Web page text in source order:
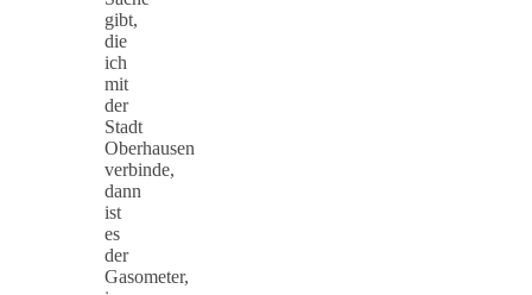
gibt,
die
ich
mit
der
Stadt
Oberhausen
verbinde,
dann
ist
es
der
Gasometer,